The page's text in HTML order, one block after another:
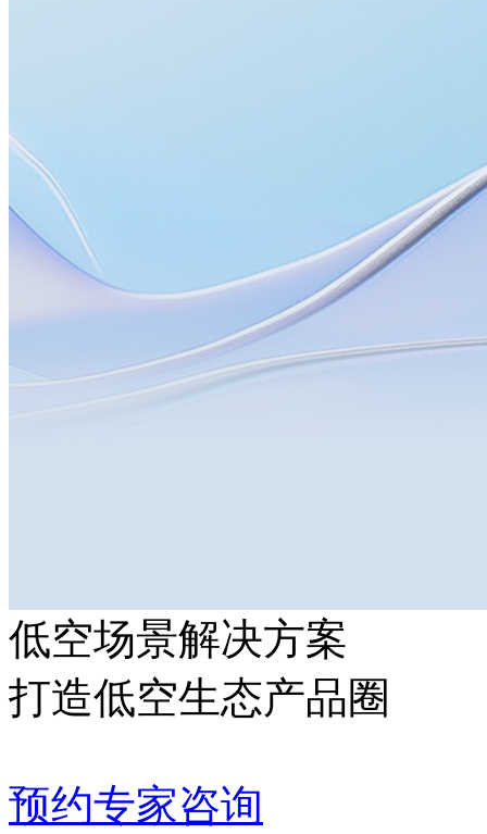
低空场景解决方案
打造低空生态产品圈
预约专家咨询